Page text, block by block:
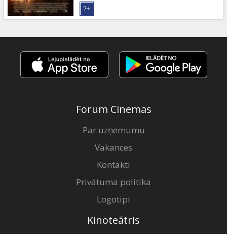
Forum Cinemas
Par uzņēmumu
Vakances
Kontakti
Privātuma politika
Logotipi
Kinoteātris